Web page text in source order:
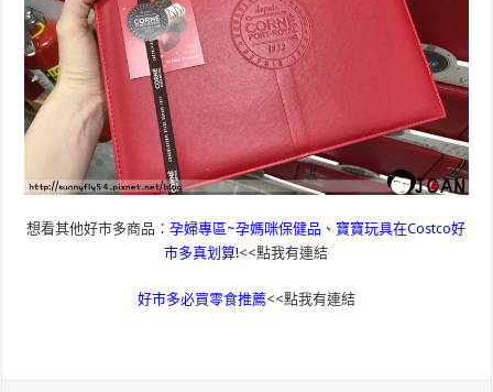
想看其他好市多商品：孕婦專區~孕媽咪保健品、寶寶玩具在Costco好
市多真划算!<<點我有連結
好市多必買零食推薦<<點我有連結